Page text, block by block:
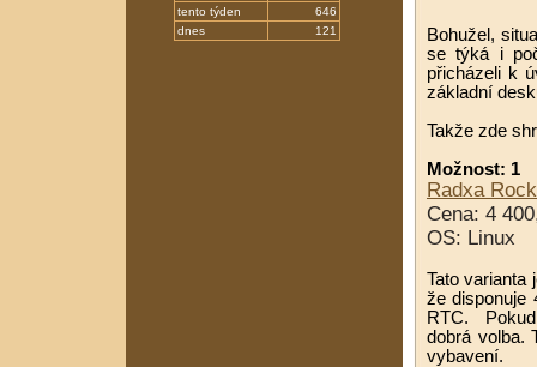
Bohužel,
se týká i
přicházeli k
základní
Takže zde
Možnost: 1
Radxa
Cena: 4
OS: Linux
Tato varianta
že disponuje
RTC.
dobrá volba.
vybavení.
tento týden
646
dnes
121